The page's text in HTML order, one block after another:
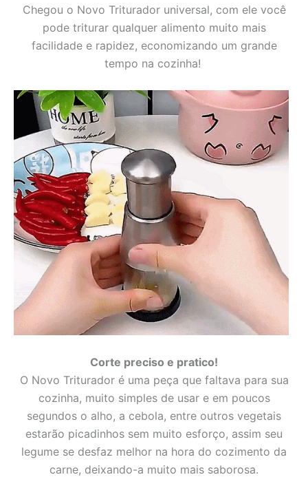
Chegou o Novo Triturador universal, com ele você
pode triturar qualquer alimento muito mais
facilidade e rapidez, economizando um grande
tempo na cozinha!
Corte preciso e pratico!
O Novo Triturador é uma peça que faltava para sua
cozinha, muito simples de usar e em poucos
segundos o alho, a cebola, entre outros vegetais
estarão picadinhos sem muito esforço, assim seu
legume se desfaz melhor na hora do cozimento da
carne, deixando-a muito mais saborosa.